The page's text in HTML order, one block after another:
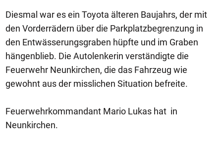
Diesmal war es ein Toyota älteren Baujahrs, der mit
den Vorderrädern über die Parkplatzbegrenzung in
den Entwässerungsgraben hüpfte und im Graben
hängenblieb. Die Autolenkerin verständigte die
Feuerwehr Neunkirchen, die das Fahrzeug wie
gewohnt aus der misslichen Situation befreite.
Feuerwehrkommandant Mario Lukas hat in
Neunkirchen.